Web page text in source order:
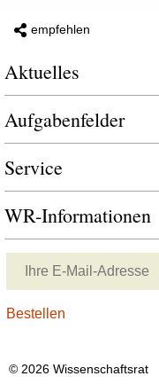
empfehlen
Aktuelles
Aufgabenfelder
Service
WR-Informationen
© 2026 Wissenschaftsrat